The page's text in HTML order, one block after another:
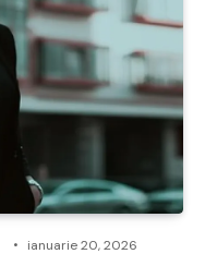
ianuarie 20, 2026